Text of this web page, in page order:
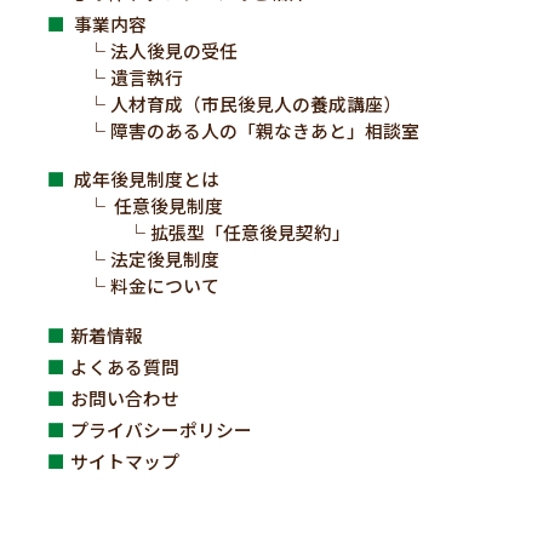
事業内容
法人後見の受任
遺言執行
人材育成（市民後見人の養成講座）
障害のある人の「親なきあと」相談室
成年後見制度とは
任意後見制度
拡張型「任意後見契約」
法定後見制度
料金について
新着情報
よくある質問
お問い合わせ
プライバシーポリシー
サイトマップ